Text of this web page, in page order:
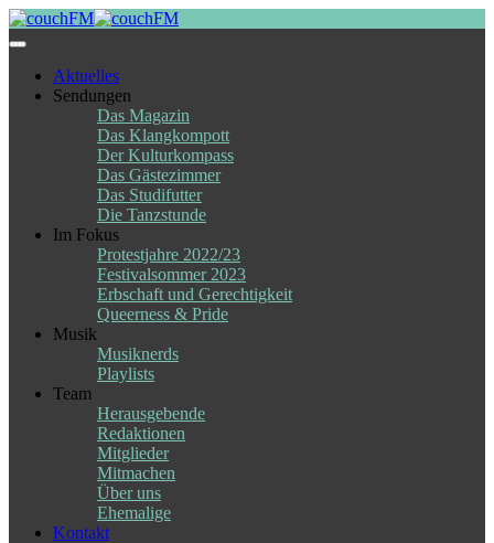
Skip
to
Aktuelles
Sendungen
Das Magazin
Das Klangkompott
Der Kulturkompass
Das Gästezimmer
Das Studifutter
Die Tanzstunde
Im Fokus
Protestjahre 2022/23
Festivalsommer 2023
Erbschaft und Gerechtigkeit
Queerness & Pride
Musik
Musiknerds
Playlists
Team
Herausgebende
Redaktionen
Mitglieder
Mitmachen
Über uns
Ehemalige
Kontakt